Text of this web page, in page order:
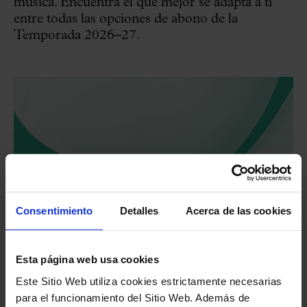
Consentimiento Detalles Acerca de las cookies
Esta página web usa cookies
Este Sitio Web utiliza cookies estrictamente necesarias
para el funcionamiento del Sitio Web. Además de
entre todas las opciones de abono de la
Temporada 2026–27.